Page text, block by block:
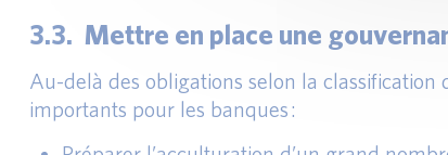
3.3. Mettre en place une
Au-delà des obligations selon la
importants pour les banques :